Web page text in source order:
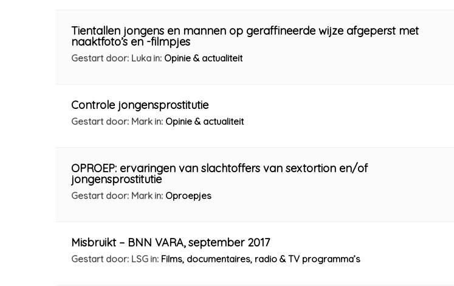
Tientallen jongens en mannen op geraffineerde wijze afgeperst met
naaktfoto’s en -filmpjes
Gestart door: Luka in: Opinie & actualiteit
Controle jongensprostitutie
Gestart door: Mark in: Opinie & actualiteit
OPROEP: ervaringen van slachtoffers van sextortion en/of
jongensprostitutie
Gestart door: Mark in: Oproepjes
Misbruikt – BNN VARA, september 2017
Gestart door: LSG in: Films, documentaires, radio & TV programma’s